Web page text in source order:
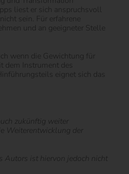
liest er sich anspruchsvoll
sein. Für erfahrene
und an geeigneter Stelle
wenn die Gewichtung für
dem Instrument des
eignet sich das
zukünftig weiter
Weiterentwicklung der
Autors ist hiervon jedoch nicht